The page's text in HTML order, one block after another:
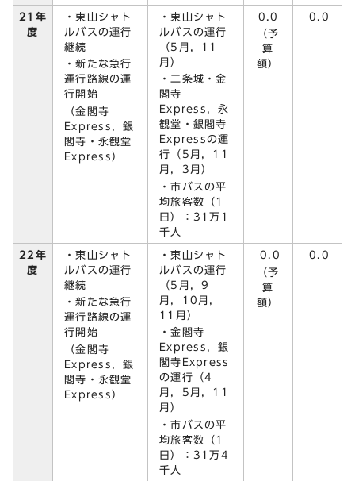
21年
度
・東山シャト
ルバスの運行
継続
・新たな急行
運行路線の運
行開始
（金閣寺
Express，銀
閣寺・永観堂
Express）
・東山シャト
ルバスの運行
（5月，11
月）
・二条城・金
閣寺
Express，永
観堂・銀閣寺
Expressの運
行（5月，11
月，3月）
・市バスの平
均旅客数（1
日）：31万1
千人
0.0
（予
算
額）
0.0
22年
度
・東山シャト
ルバスの運行
継続
・新たな急行
運行路線の運
行開始
（金閣寺
Express，銀
閣寺・永観堂
Express）
・東山シャト
ルバスの運行
（5月，9
月，10月，
11月）
・金閣寺
Express，銀
閣寺Express
の運行（4
月，5月，11
月）
・市バスの平
均旅客数（1
日）：31万4
千人
0.0
（予
算
額）
0.0